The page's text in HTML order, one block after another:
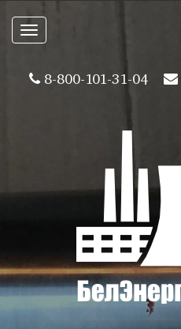
Toggle
8-800-101-31-04